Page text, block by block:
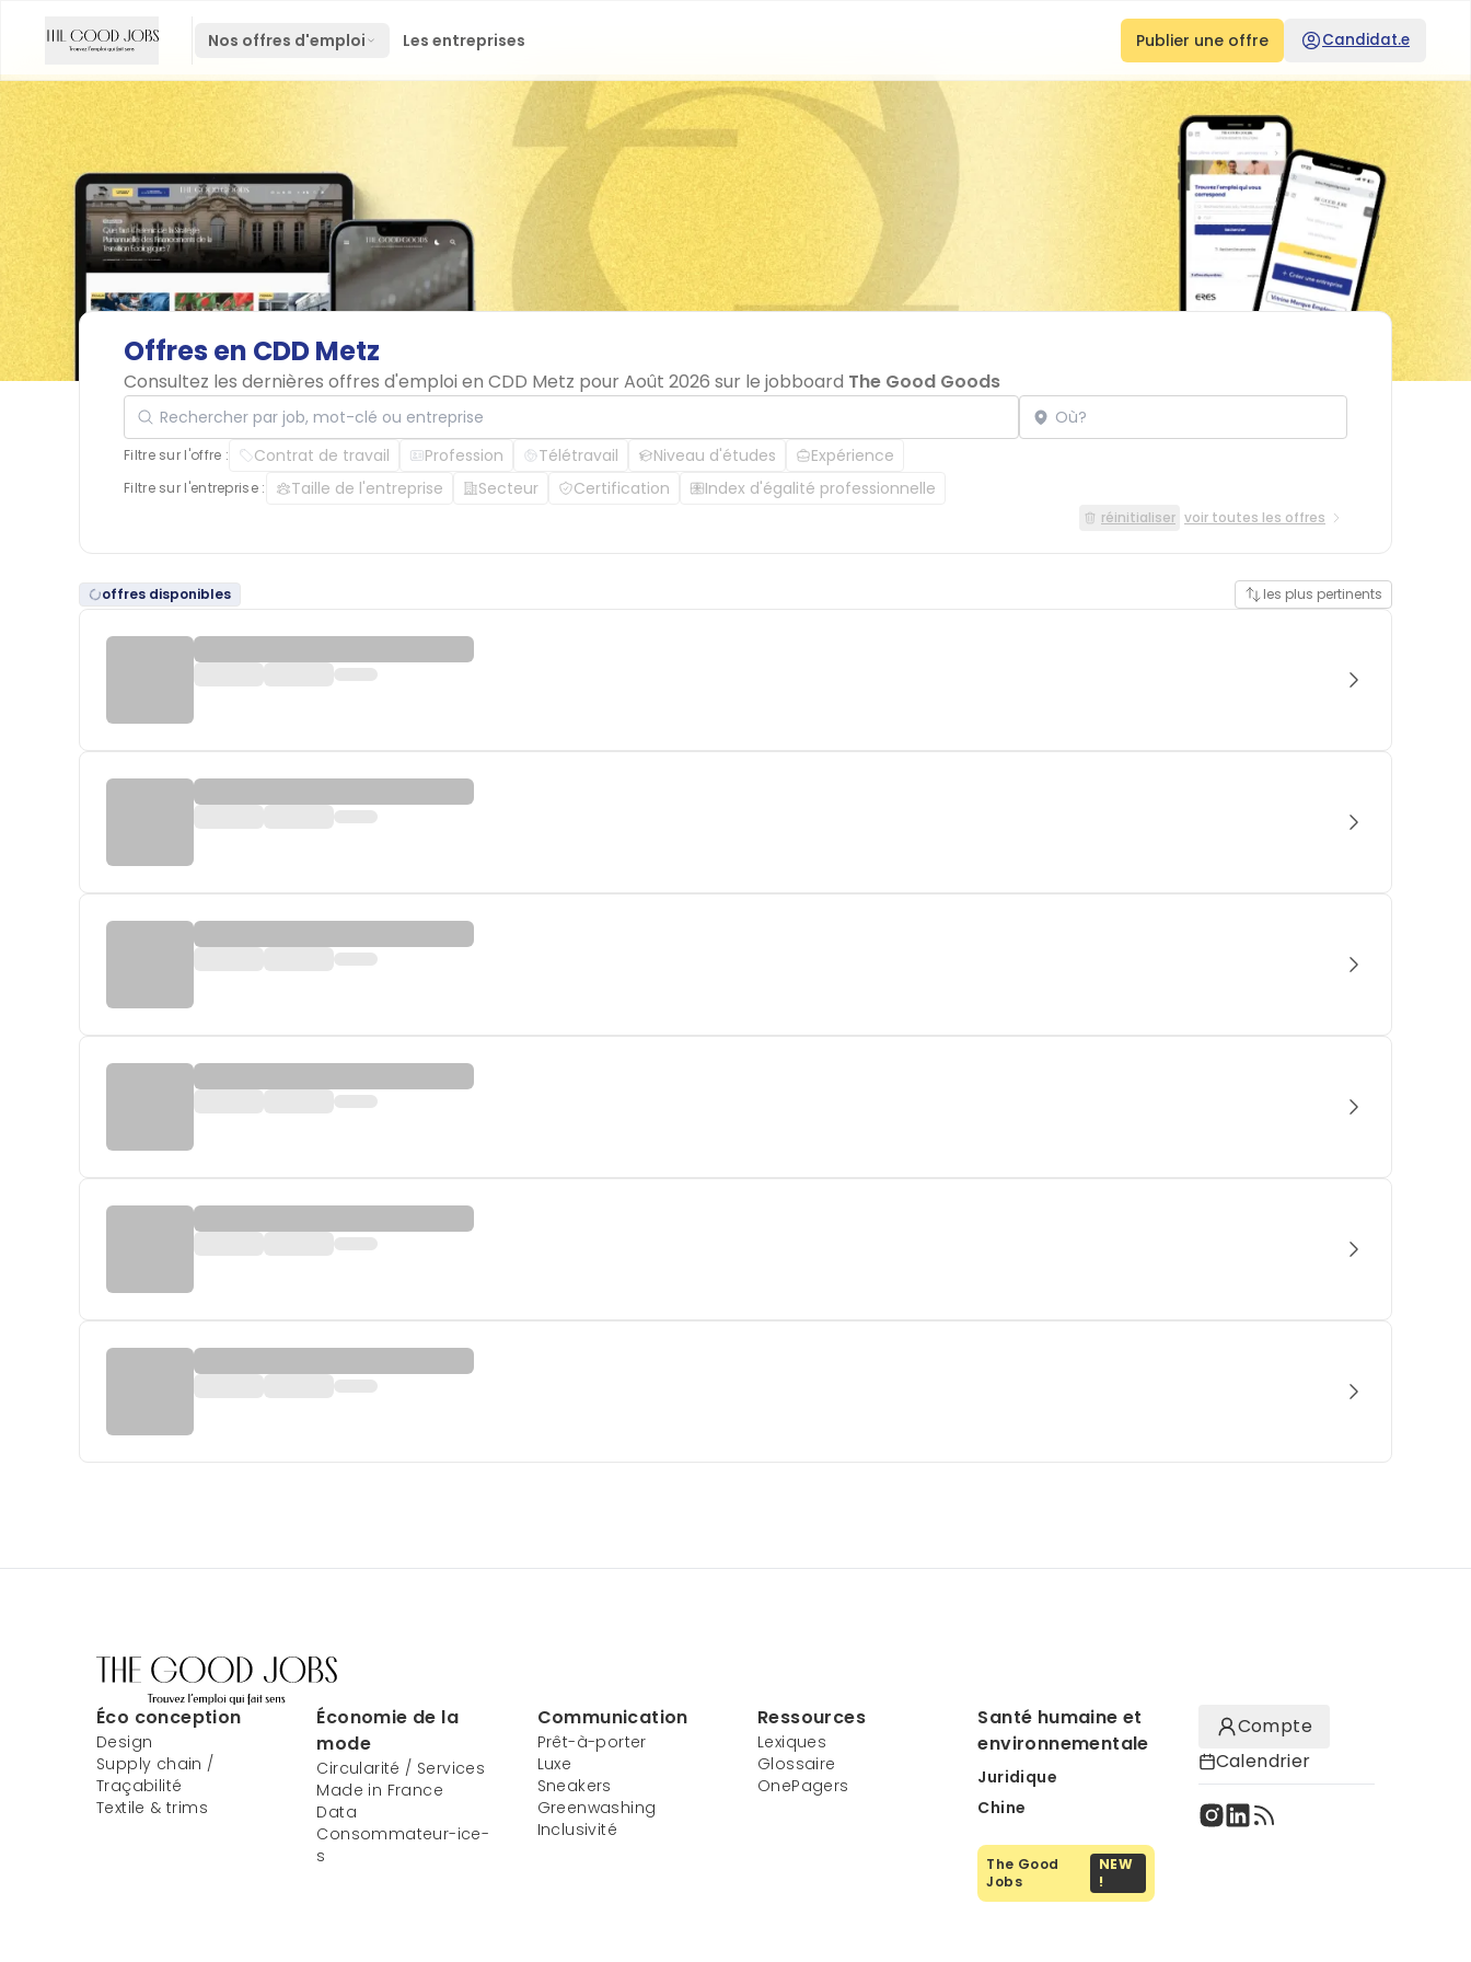
Nos offres d'emploi Les entreprises Publier une offre Candidat.e
Offres en CDDMetz
Consultez les dernières offres d'emploi en CDD Metz pour Août 2026 sur le jobboard The Good Goods
Rechercher par job, mot-clé ou entreprise Localisation
Filtre sur l'offre : Contrat de travail Profession Télétravail Niveau d'études Expérience
Filtre sur l'entreprise : Taille de l'entreprise Secteur Certification Index d'égalité professionnelle
réinitialiser voir toutes les offres
offres disponibles les plus pertinents
Éco conception
Design
Supply chain /
Traçabilité
Textile & trims
Économie de la
mode
Circularité / Services
Made in France
Data
Consommateur-ice-
s
Communication
Prêt-à-porter
Luxe
Sneakers
Greenwashing
Inclusivité
Ressources
Lexiques
Glossaire
OnePagers
Santé humaine et
environnementale
Juridique
Chine
The Good
Jobs
NEW
!
Compte
Calendrier